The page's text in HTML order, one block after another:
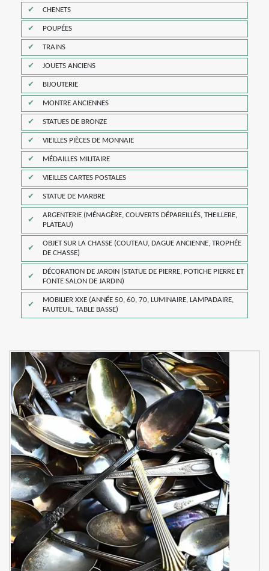
CHENETS
POUPÉES
TRAINS
JOUETS ANCIENS
BIJOUTERIE
MONTRE ANCIENNES
STATUES DE BRONZE
VIEILLES PIÈCES DE MONNAIE
MÉDAILLES MILITAIRE
VIEILLES CARTES POSTALES
STATUE DE MARBRE
ARGENTERIE (MÉNAGÈRE, COUVERTS DÉPAREILLÉS, THEILLERE,
PLATEAU)
OBJET SUR LA CHASSE (COUTEAU, DAGUE ANCIENNE, TROPHÉE
DE CHASSE)
DÉCORATION DE JARDIN (STATUE DE PIERRE, POTICHE PIERRE ET
FONTE SALON DE JARDIN)
MOBILIER XXE (ANNÉE 50, 60, 70, LUMINAIRE, LAMPADAIRE,
FAUTEUIL, TABLE BASSE)